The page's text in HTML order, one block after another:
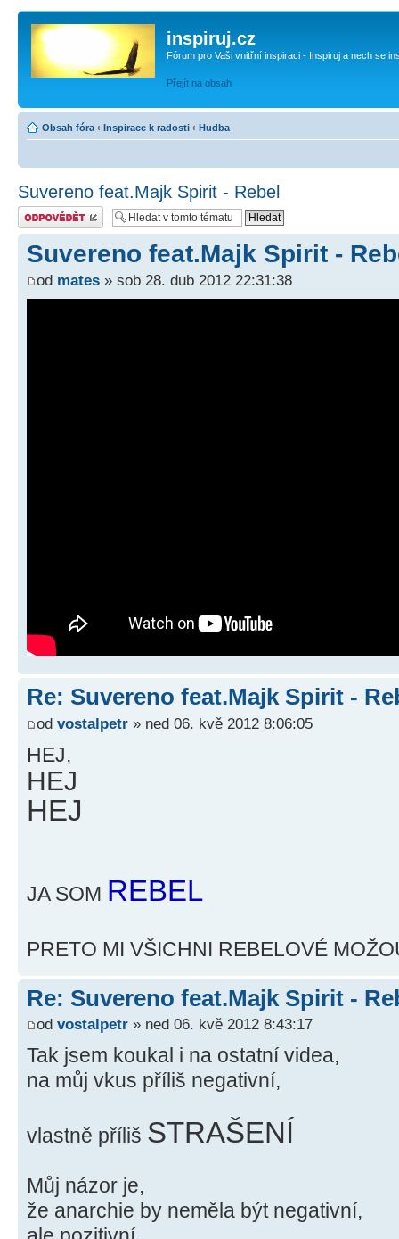
inspiruj.cz
Fórum pro Vaši vnitřní inspiraci - Inspiruj a nech se
Přejít na obsah
Obsah fóra ‹ Inspirace k radosti ‹ Hudba
Suvereno feat.Majk Spirit - Rebel
Odeslat odpověď
Suvereno feat.Majk Spirit -
od mates » sob 28. dub 2012 22:31:38
Re: Suvereno feat.Majk Spirit -
od vostalpetr » ned 06. kvě 2012 8:06:05
HEJ,
HEJ
HEJ
JA SOM REBEL
PRETO MI VŠICHNI REBELOVÉ
Re: Suvereno feat.Majk Spirit -
od vostalpetr » ned 06. kvě 2012 8:43:17
Tak jsem koukal i na ostatní videa,
na můj vkus příliš negativní,
vlastně příliš STRAŠENÍ
Můj názor je,
že anarchie by neměla být negativní,